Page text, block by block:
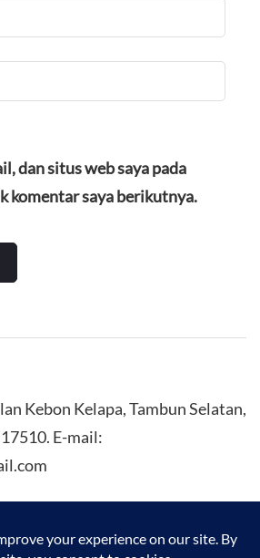
dan situs web saya pada
komentar saya berikutnya.
Kebon Kelapa, Tambun Selatan,
E-mail: